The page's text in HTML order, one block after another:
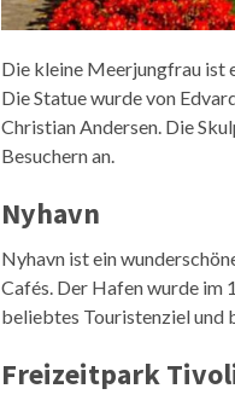
Die kleine Meerjungfrau ist
Die Statue wurde von
Christian Andersen. Die
Besuchern an.
Nyhavn
Nyhavn ist ein
Cafés. Der Hafen wurde im
beliebtes Touristenziel und
Freizeitpark